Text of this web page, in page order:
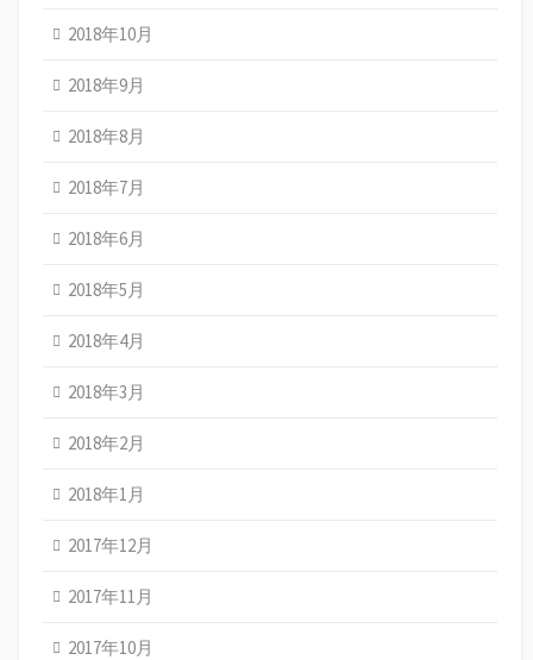
2018年10月
2018年9月
2018年8月
2018年7月
2018年6月
2018年5月
2018年4月
2018年3月
2018年2月
2018年1月
2017年12月
2017年11月
2017年10月